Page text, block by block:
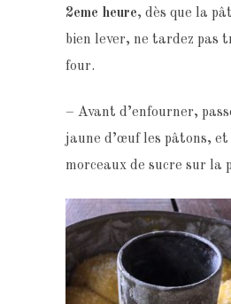
2eme heure, dès que la
bien lever, ne tardez pas
four.
– Avant d’enfourner,
jaune d’œuf les pâtons,
morceaux de sucre sur la